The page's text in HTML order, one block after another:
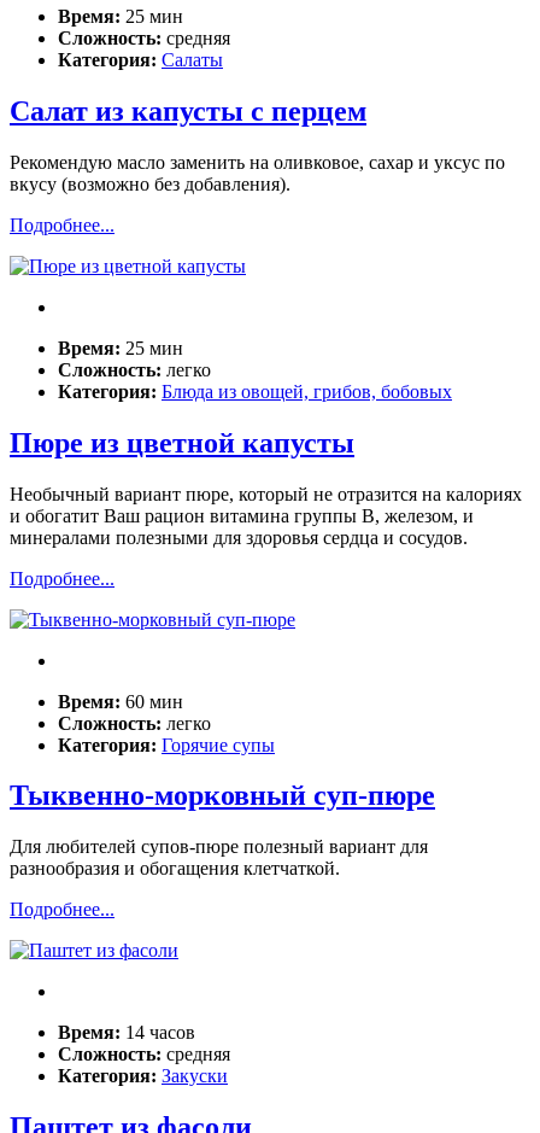
Время: 25 мин
Сложность: средняя
Категория: Салаты
Салат из капусты с перцем
Рекомендую масло заменить на оливковое, сахар и уксус по
вкусу (возможно без добавления).
Подробнее...
Время: 25 мин
Сложность: легко
Категория: Блюда из овощей, грибов, бобовых
Пюре из цветной капусты
Необычный вариант пюре, который не отразится на калориях
и обогатит Ваш рацион витамина группы В, железом, и
минералами полезными для здоровья сердца и сосудов.
Подробнее...
Время: 60 мин
Сложность: легко
Категория: Горячие супы
Тыквенно-морковный суп-пюре
Для любителей супов-пюре полезный вариант для
разнообразия и обогащения клетчаткой.
Подробнее...
Время: 14 часов
Сложность: средняя
Категория: Закуски